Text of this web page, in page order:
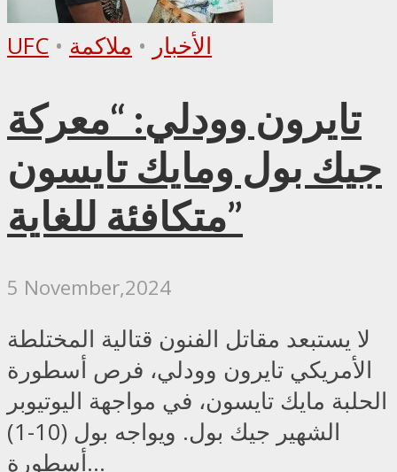
UFC • الأخبار • ملاكمة
تايرون وودلي: “معركة
جيك بول ومايك تايسون
متكافئة للغاية”
5 November,2024
لا يستبعد مقاتل الفنون قتالية المختلطة
الأمريكي تايرون وودلي، فرص أسطورة
الحلبة مايك تايسون، في مواجهة اليوتيوبر
الشهير جيك بول. ويواجه بول (10-1)
أسطورة...